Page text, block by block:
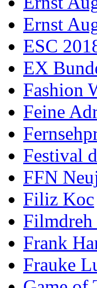
Ernst
ESC
EX
Fashion
Feine
Festival
FFN
Filiz Koc
Filmdreh
Frank
Frauke